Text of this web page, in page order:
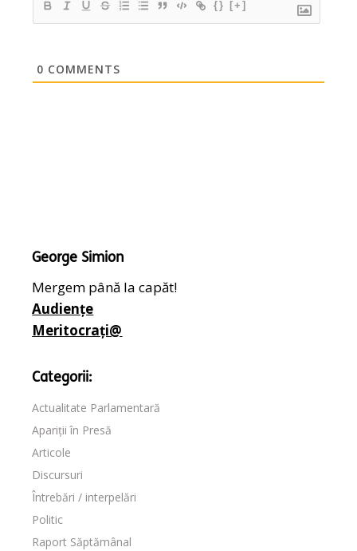
{} [+]
0 COMMENTS
George Simion
Mergem până la capăt!
Audiențe
Meritocrați@
Categorii:
Actualitate Parlamentară
Apariții în Presă
Articole
Discursuri
Întrebări / interpelări
Politic
Raport Săptămânal